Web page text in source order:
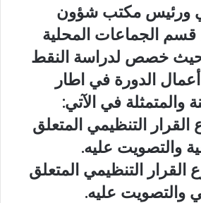
ورئيس مكتب شؤون
الجماعات المحلية
حيث خصص لدراسة النقط
الدورة في اطار
والمتمثلة في الآتي:
التنظيمي المتعلق
والتصويت عليه.
التنظيمي المتعلق
والتصويت عليه.